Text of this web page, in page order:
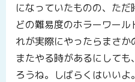
になっていたものの、た
どの難易度のホラーワー
れが実際にやったらまさ
またやる時があるにして
ろうね。しばらくはいい